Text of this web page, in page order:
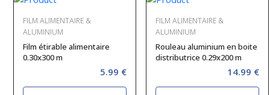
FILM ALIMENTAIRE &
ALUMINIUM
Film étirable alimentaire
0.30x300 m
5.99 €
FILM ALIMENTAIRE &
ALUMINIUM
Rouleau aluminium en boite
distributrice 0.29x200 m
14.99 €